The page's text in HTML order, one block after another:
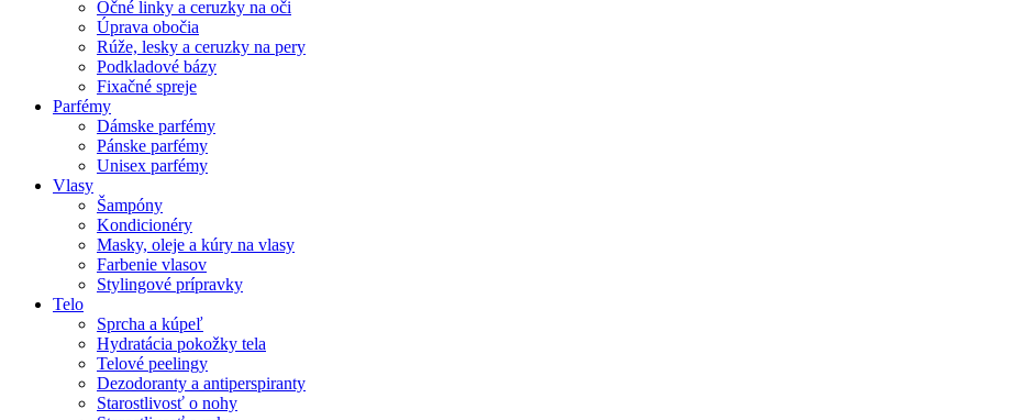
Očné linky a ceruzky na oči
Úprava obočia
Rúže, lesky a ceruzky na pery
Podkladové bázy
Fixačné spreje
Parfémy
Dámske parfémy
Pánske parfémy
Unisex parfémy
Vlasy
Šampóny
Kondicionéry
Masky, oleje a kúry na vlasy
Farbenie vlasov
Stylingové prípravky
Telo
Sprcha a kúpeľ
Hydratácia pokožky tela
Telové peelingy
Dezodoranty a antiperspiranty
Starostlivosť o nohy